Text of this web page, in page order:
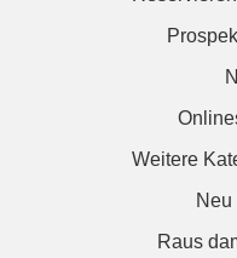
Weitere
Neu
Raus